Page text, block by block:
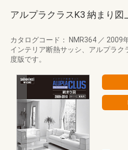
アルプラクラスK3 納まり図
カタログコード： NMR364 ／ 2009
インテリア断熱サッシ、アルプラク
度版です。